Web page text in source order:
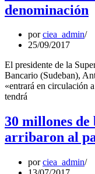
denominación
porciea_admin
25/09/2017
El presidente de la
Bancario (Sudeban),
«entrará en circulación
tendrá
30 millones de
arribaron al
porciea_admin